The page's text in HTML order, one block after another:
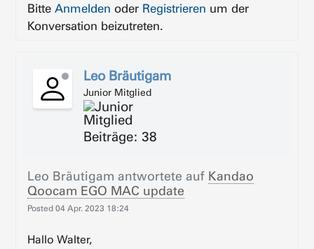
BitteAnmelden oder Registrieren um der
Konversation beizutreten.
Leo Bräutigam
Junior Mitglied
Beiträge: 38
Leo Bräutigam antwortete auf Kandao
Qoocam EGO MAC update
Posted04 Apr. 2023 18:24
Hallo Walter,